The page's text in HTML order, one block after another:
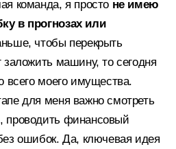
команда, я просто не имею
в прогнозах или
чтобы перекрыть
машину, то сегодня
всего моего имущества.
для меня важно смотреть
проводить финансовый
ошибок. Да, ключевая идея